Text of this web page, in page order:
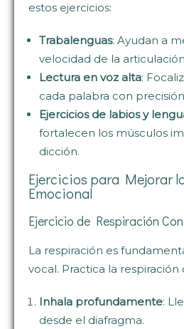
estos ejercicios:
Trabalenguas: Ayudan a
velocidad de la
Lectura en voz alta:
cada palabra con
Ejercicios de labios y
fortalecen los músculos
dicción.
Ejercicios para Mejorar
Emocional
Ejercicio de Respiración
La respiración es
vocal. Practica la respiración
Inhala profundamente:
desde el diafragma.